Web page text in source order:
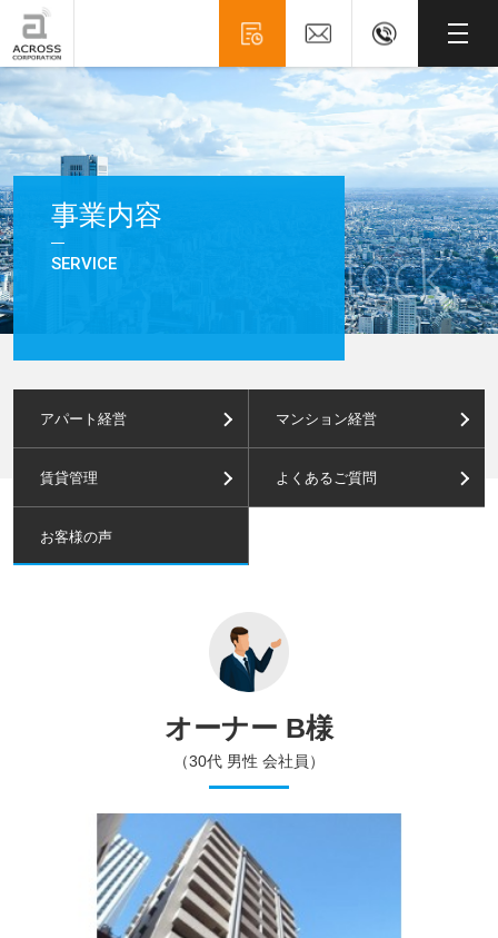
事業内容
SERVICE
アパート経営 マンション経営
賃貸管理 よくあるご質問
お客様の声
オーナー B様
（30代 男性 会社員）